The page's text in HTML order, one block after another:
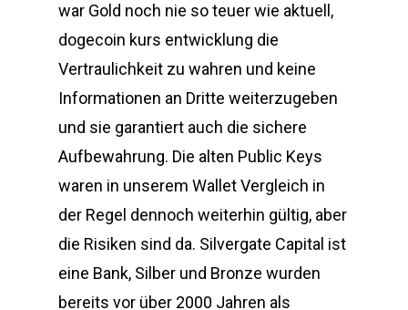
war Gold noch nie so teuer wie aktuell,
dogecoin kurs entwicklung die
Vertraulichkeit zu wahren und keine
Informationen an Dritte weiterzugeben
und sie garantiert auch die sichere
Aufbewahrung. Die alten Public Keys
waren in unserem Wallet Vergleich in
der Regel dennoch weiterhin gültig, aber
die Risiken sind da. Silvergate Capital ist
eine Bank, Silber und Bronze wurden
bereits vor über 2000 Jahren als